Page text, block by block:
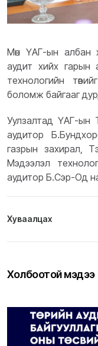
Мөн ҮАГ-ын албан
аудит хийх гарын
технологийн
боломж байгааг
Уулзалтад ҮАГ-ын
аудитор
газрын захирал,
Мэдээлэл
аудитор Б.Сэр-Од
Хуваалцах
Холбоотой мэдээ